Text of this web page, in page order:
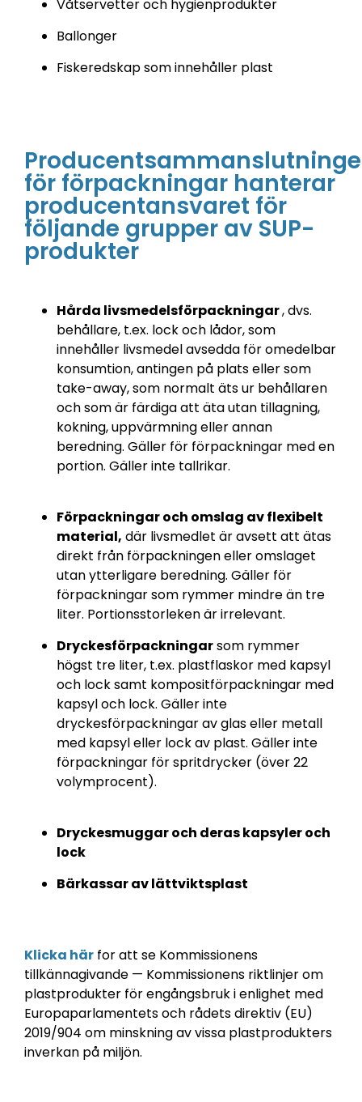
Våtservetter och hygienprodukter
Ballonger
Fiskeredskap som innehåller plast
för förpackningar hanterar
producentansvaret för
följande grupper av SUP-
produkter
Hårda livsmedelsförpackningar, dvs.
behållare, t.ex. lock och lådor, som
innehåller livsmedel avsedda för omedelbar
konsumtion, antingen på plats eller som
take-away, som normalt äts ur behållaren
och som är färdiga att äta utan tillagning,
kokning, uppvärmning eller annan
beredning. Gäller för förpackningar med en
portion. Gäller inte tallrikar.
Förpackningar och omslag av flexibelt
material, där livsmedlet är avsett att ätas
direkt från förpackningen eller omslaget
utan ytterligare beredning. Gäller för
förpackningar som rymmer mindre än tre
liter. Portionsstorleken är irrelevant.
Dryckesförpackningarsom rymmer
högst tre liter, t.ex. plastflaskor med kapsyl
och lock samt kompositförpackningar med
kapsyl och lock. Gäller inte
dryckesförpackningar av glas eller metall
med kapsyl eller lock av plast. Gäller inte
förpackningar för spritdrycker (över 22
volymprocent).
Dryckesmuggar och deras kapsyler och
lock
Bärkassar av lättviktsplast
Klicka här for att se Kommissionens
tillkännagivande — Kommissionens riktlinjer om
plastprodukter för engångsbruk i enlighet med
Europaparlamentets och rådets direktiv (EU)
2019/904 om minskning av vissa plastprodukters
inverkan på miljön.